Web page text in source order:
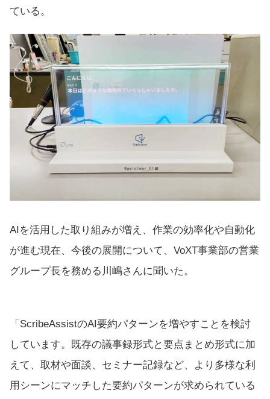
ている。
AIを活用した取り組みが増え、作業の効率化や自動化
が進む現在、今後の展開について、VoXT事業部の営業
グループ長を務める川嶋さんに聞いた。
「ScribeAssistのAI要約パターンを増やすことを検討
しています。既存の議事録形式と要点まとめ形式に加
えて、取材や面談、セミナー記録など、より多様な利
用シーンにマッチした要約パターンが求められている